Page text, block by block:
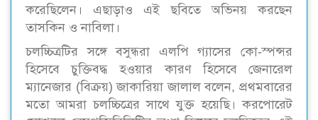
করেছিলেন। এছাড়াও এই ছবিতে অভিনয় করছেন
তাসকিন ও নাবিলা।
চলচ্চিত্রটির সঙ্গে বসুন্ধরা এলপি গ্যাসের কো-স্পন্সর
হিসেবে চুক্তিবদ্ধ হওয়ার কারণ হিসেবে জেনারেল
ম্যানেজার (বিক্রয়) জাকারিয়া জালাল বলেন, প্রথমবারের
মতো আমরা চলচ্চিত্রের সাথে যুক্ত হয়েছি। করপোরেট